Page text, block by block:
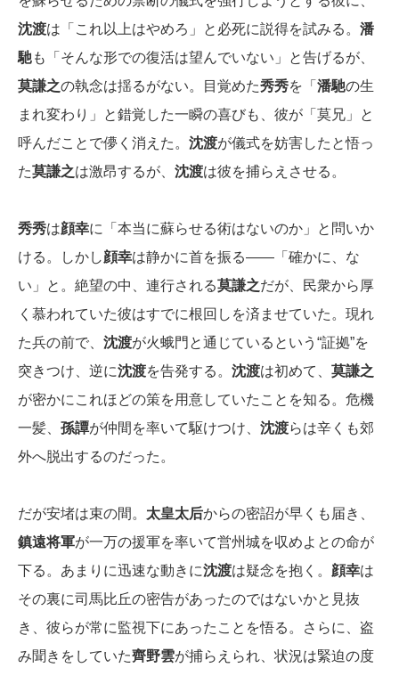
沈渡は「これ以上はやめろ」と必死に説得を試みる。 潘
馳も「そんな形での復活は望んでいない」と告げるが、
莫謙之の執念は揺るがない。目覚めた秀秀を「 潘馳の生
まれ変わり」と錯覚した一瞬の喜びも、彼が「莫兄」と
呼んだことで儚く消えた。 沈渡が儀式を妨害したと悟っ
た莫謙之は激昂するが、 沈渡は彼を捕らえさせる。
秀秀は顔幸に「本当に蘇らせる術はないのか」と問いか
ける。しかし顔幸は静かに首を振る――「確かに、な
い」と。絶望の中、連行される莫謙之だが、民衆から厚
く慕われていた彼はすでに根回しを済ませていた。現れ
た兵の前で、 沈渡が火蛾門と通じているという“証拠”を
突きつけ、逆に沈渡を告発する。 沈渡は初めて、 莫謙之
が密かにこれほどの策を用意していたことを知る。危機
一髪、 孫譚が仲間を率いて駆けつけ、 沈渡らは辛くも郊
外へ脱出するのだった。
だが安堵は束の間。 太皇太后からの密詔が早くも届き、
鎮遠将軍が一万の援軍を率いて営州城を収めよとの命が
下る。あまりに迅速な動きに沈渡は疑念を抱く。 顔幸は
その裏に司馬比丘の密告があったのではないかと見抜
き、彼らが常に監視下にあったことを悟る。さらに、盗
み聞きをしていた齊野雲が捕らえられ、状況は緊迫の度